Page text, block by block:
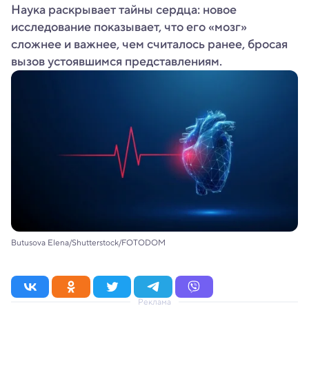
Наука раскрывает тайны сердца: новое
исследование показывает, что его «мозг»
сложнее и важнее, чем считалось ранее, бросая
вызов устоявшимся представлениям.
Butusova Elena/Shutterstock/FOTODOM
Реклама